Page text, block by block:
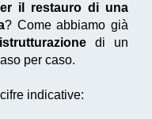
il restauro di una
? Come abbiamo già
di un
per caso.
indicative: